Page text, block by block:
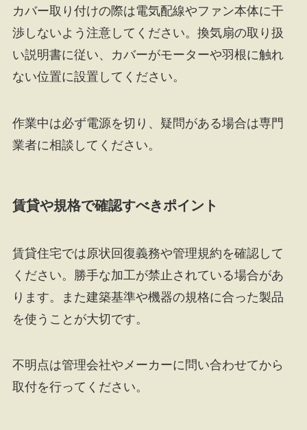
カバー取り付けの際は電気配線やファン本体に干
渉しないよう注意してください。換気扇の取り扱
い説明書に従い、カバーがモーターや羽根に触れ
ない位置に設置してください。
作業中は必ず電源を切り、疑問がある場合は専門
業者に相談してください。
賃貸や規格で確認すべきポイント
賃貸住宅では原状回復義務や管理規約を確認して
ください。勝手な加工が禁止されている場合があ
ります。また建築基準や機器の規格に合った製品
を使うことが大切です。
不明点は管理会社やメーカーに問い合わせてから
取付を行ってください。